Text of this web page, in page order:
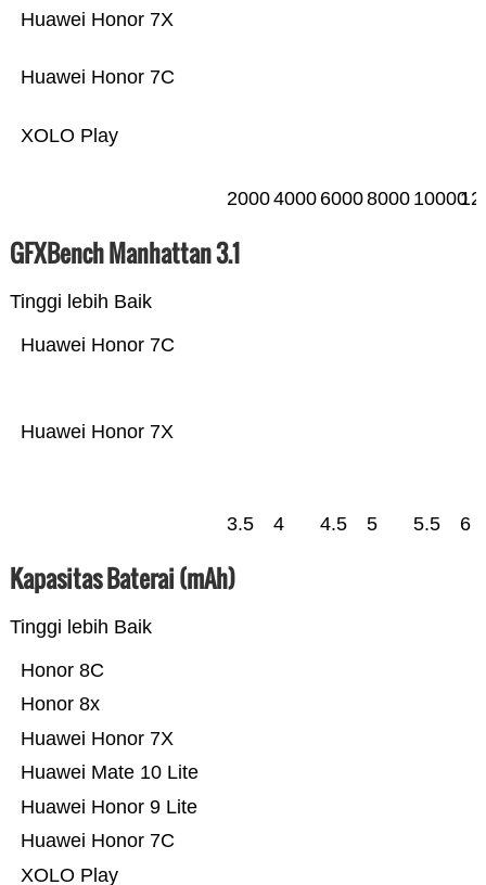
XOLO Play
Huawei Honor 7C
Huawei Honor 7X
20004000 60008000 10000
GFXBench Manhattan 3.1
Tinggi lebih Baik
Huawei Honor 7X
Huawei Honor 7C
3.5 4 4.5 5 5.5 6
Kapasitas Baterai (mAh)
Tinggi lebih Baik
XOLO Play
Huawei Honor 7C
Huawei Honor 9 Lite
Huawei Mate 10 Lite
Huawei Honor 7X
Honor 8x
Honor 8C